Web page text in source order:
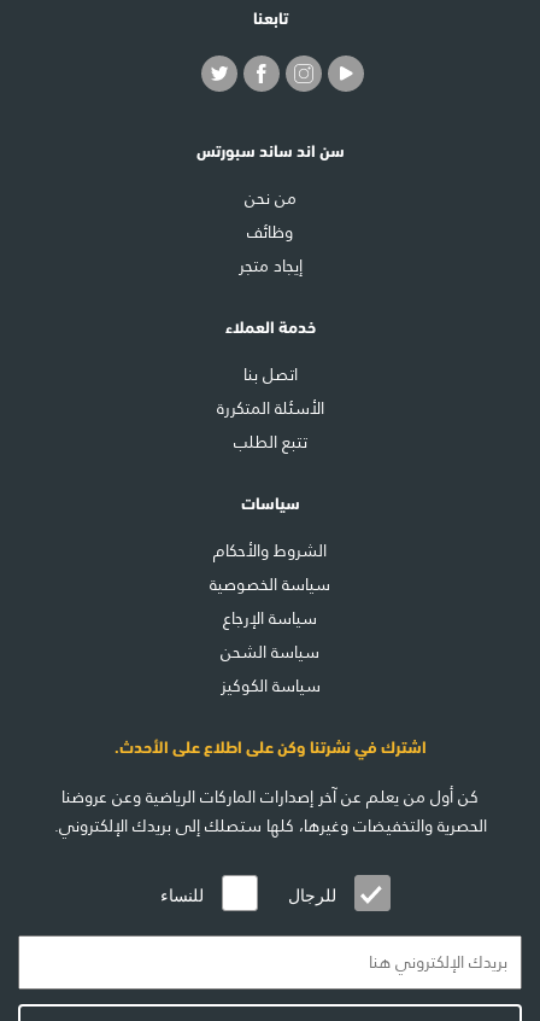
تابعنا
سن اند ساند سبورتس
من نحن
وظائف
إيجاد متجر
خدمة العملاء
اتصل بنا
الأسئلة المتكررة
تتبع الطلب
سياسات
الشروط والأحكام
سياسة الخصوصية
سياسة الإرجاع
سياسة الشحن
سياسة الكوكيز
اشترك في نشرتنا وكن على اطلاع على الأحدث.
كن أول من يعلم عن آخر إصدارات الماركات الرياضية وعن عروضنا
الحصرية والتخفيضات وغيرها، كلها ستصلك إلى بريدك الإلكتروني.
للرجال للنساء